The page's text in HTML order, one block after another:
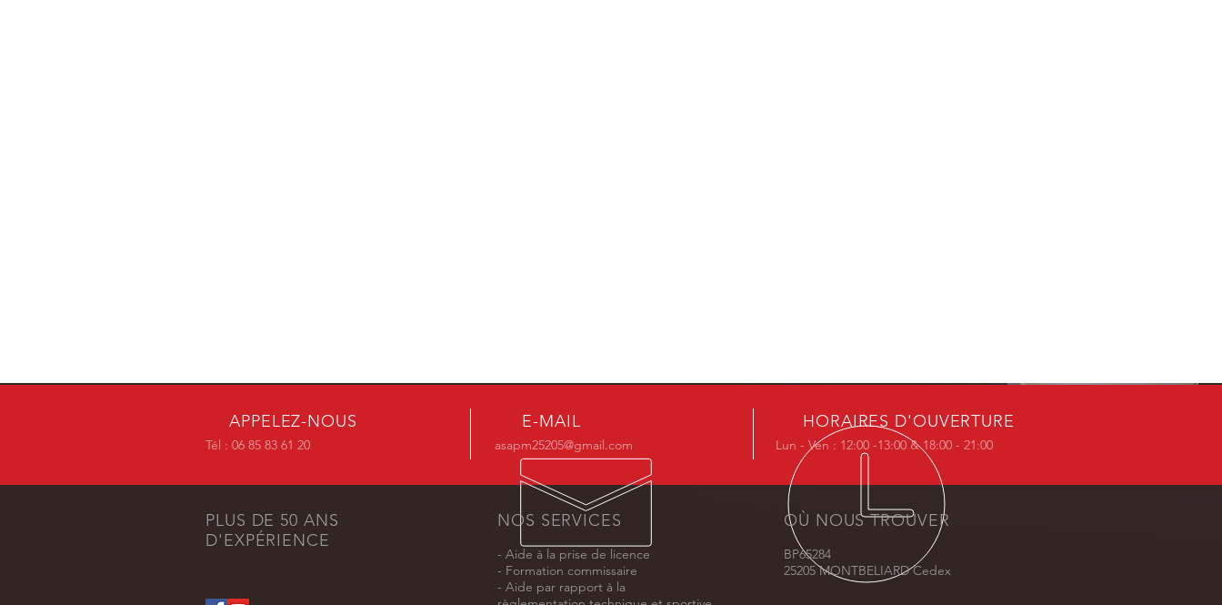
APPELEZ-NOUS
Tél : 06 85 83 61 20
E-MAIL
asapm25205@gmail.com
HORAIRES D'OUVERTURE
Lun - Ven : 12:00 -13:00 & 18:00 - 21:00
PLUS DE 50 ANS
D'EXPÉRIENCE
NOS SERVICES
- Aide à la prise de licence
- Formation commissaire
- Aide par rapport à la
OÙ NOUS TROUVER
BP65284
25205 MONTBELIARD Cedex